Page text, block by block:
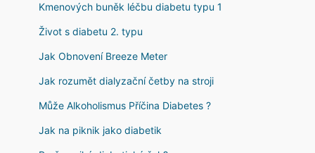
Kmenových buněk léčbu diabetu typu 1
Život s diabetu 2. typu
Jak Obnovení Breeze Meter
Jak rozumět dialyzační četby na stroji
Může Alkoholismus Příčina Diabetes ?
Jak na piknik jako diabetik